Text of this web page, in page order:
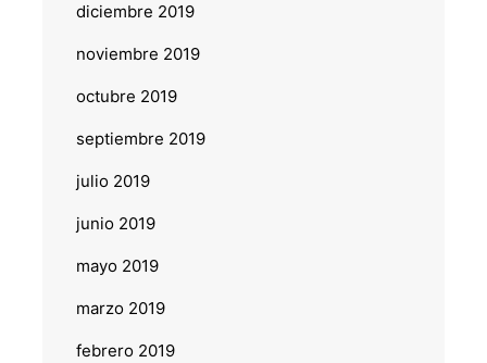
diciembre 2019
noviembre 2019
octubre 2019
septiembre 2019
julio 2019
junio 2019
mayo 2019
marzo 2019
febrero 2019